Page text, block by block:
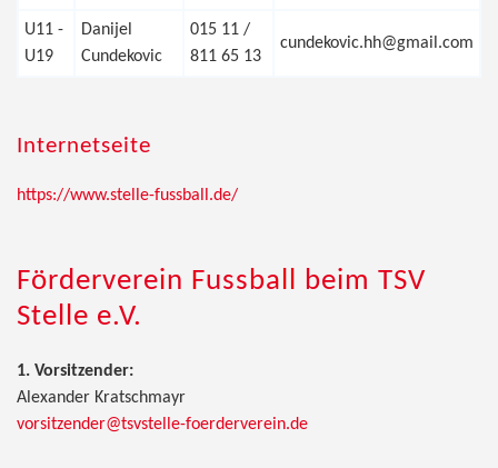
U11 -
U19
Danijel
Cundekovic
015 11 /
811 65 13
cundekovic.hh@gmail.com
Internetseite
https://www.stelle-fussball.de/
Förderverein Fussball beim TSV
Stelle e.V.
1. Vorsitzender:
Alexander Kratschmayr
vorsitzender@tsvstelle-foerderverein.de